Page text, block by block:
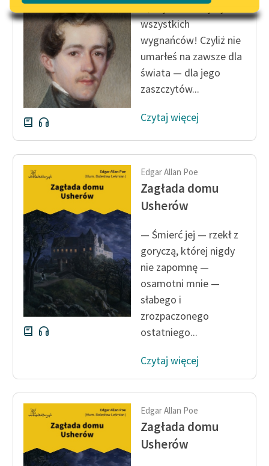
Lektury szkolne i klasyka
literatury do słuchania dla
uczennic i uczniów z
niepełnosprawnościami
E-kolekcja lektur
szkolnych i literatury do
słuchania dla uczennic i
uczniów z
niepełnosprawnościami
Feministyczne inspiracje.
Popularyzacja
skandynawskiej literatury
feministycznej
Ręce pełne poezji
Kolekcje edukacyjne
twórców przechodzących
do domeny publicznej,
lektur szkolnych oraz
Starego Testamentu
Odkurzamy bohaterów
Lektur
O nas
O projekcie
O, najsamotniejszy ze
wszystkich
wygnańców! Czyliż nie
umarłeś na zawsze dla
świata — dla jego
zaszczytów...
Czytaj więcej
Edgar Allan Poe
Zagłada domu
Usherów
— Śmierć jej — rzekł z
goryczą, której nigdy
nie zapomnę —
osamotni mnie —
słabego i
zrozpaczonego
ostatniego...
Czytaj więcej
Edgar Allan Poe
Zagłada domu
Usherów